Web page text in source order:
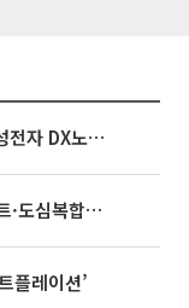
3445억 자사주 지급 마쳤는데...삼성전자 DX노조, 뒤늦은 '떼쓰기 집회'
영끌 '주택공급' 대책 임박⋯비아파트·도심복합까지 총동원
플레이션’